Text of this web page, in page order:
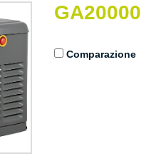
GA20000
Comparazione